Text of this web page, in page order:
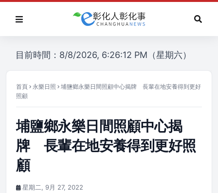
目前時間：8/8/2026, 6:26:12 PM（星期六）
首頁 永樂日照
埔鹽鄉永樂日間照顧中心揭牌 長輩在地安養得到更好
照顧
埔鹽鄉永樂日間照顧中心揭
牌 長輩在地安養得到更好照
顧
星期二, 9月 27, 2022